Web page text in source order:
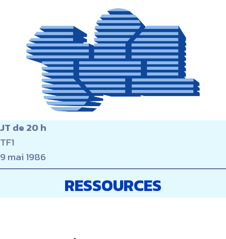
JT de 20 h
TF1
9 mai 1986
RESSOURCES